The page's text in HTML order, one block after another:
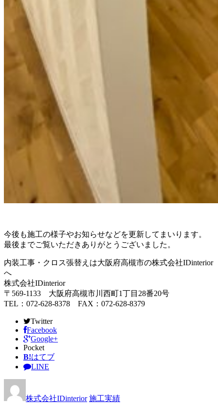
今後も施工の様子やお知らせなどを更新してまいります。
最後までご覧いただきありがとうございました。
内装工事・クロス張替えは大阪府高槻市の株式会社IDinterior
へ
株式会社IDinterior
〒569-1133 大阪府高槻市川西町1丁目28番20号
TEL：072-628-8378 FAX：072-628-8379
Twitter
Facebook
Google+
Pocket
B!はてブ
LINE
株式会社IDinterior 施工実績